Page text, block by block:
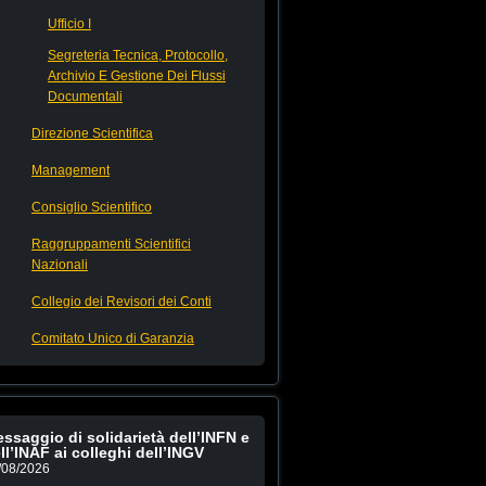
Ufficio I
Segreteria Tecnica, Protocollo,
Archivio E Gestione Dei Flussi
Documentali
Direzione Scientifica
Management
Consiglio Scientifico
Raggruppamenti Scientifici
Nazionali
Collegio dei Revisori dei Conti
Comitato Unico di Garanzia
di solidarietà dell’INFN e
ai colleghi dell’INGV
2026